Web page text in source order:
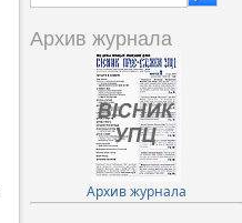
Архив журнала
Архив журнала